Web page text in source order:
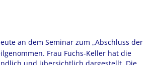
an dem Seminar zum „Abschluss der
Frau Fuchs-Keller hat die